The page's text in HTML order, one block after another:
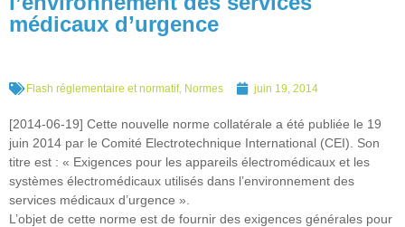
médicaux d’urgence
Flash réglementaire et normatif, Normes juin 19, 2014
[2014-06-19] Cette nouvelle norme collatérale a été publiée le 19
juin 2014 par le Comité Electrotechnique International (CEI). Son
titre est : « Exigences pour les appareils électromédicaux et les
systèmes électromédicaux utilisés dans l’environnement des
services médicaux d’urgence ».
L’objet de cette norme est de fournir des exigences générales pour